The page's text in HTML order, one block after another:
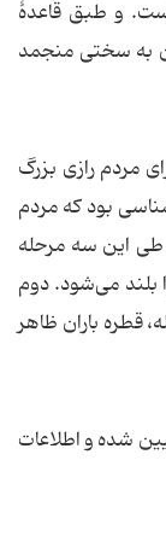
و طبق قاعدۀ
به سختی منجمد
مردم رازی بزرگ
بود که مردم
طی این سه مرحله
بلند می‌شود. دوم
قطره باران ظاهر
شده و اطلاعات